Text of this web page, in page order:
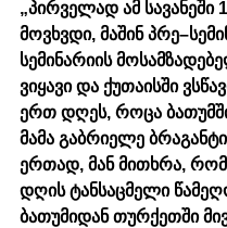
„პირველად ამ სავანეში
მოვხვდი, მაშინ
სემინარიის
ვიყავი და ქუთაისში
ერთ დღეს, როცა
მამა გაბრიელე
ერთად, მან მითხრა,
დღის ტანსაცმელი
ბათუმიდან თურქეთში